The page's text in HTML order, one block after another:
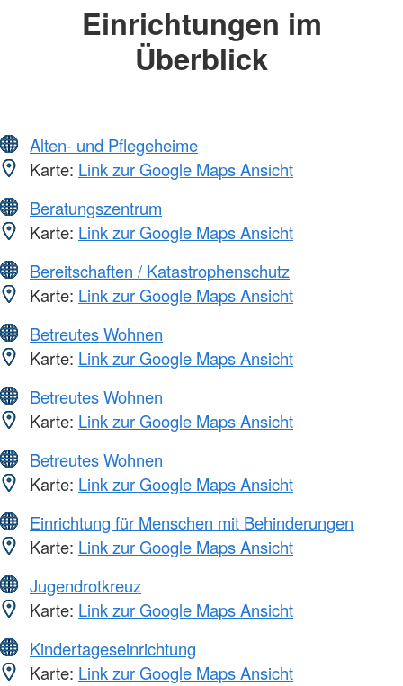
Einrichtungen im
Überblick
Alten- und Pflegeheime
Karte: Link zur Google Maps Ansicht
Beratungszentrum
Karte: Link zur Google Maps Ansicht
Bereitschaften / Katastrophenschutz
Karte: Link zur Google Maps Ansicht
Betreutes Wohnen
Karte: Link zur Google Maps Ansicht
Betreutes Wohnen
Karte: Link zur Google Maps Ansicht
Betreutes Wohnen
Karte: Link zur Google Maps Ansicht
Einrichtung für Menschen mit Behinderungen
Karte: Link zur Google Maps Ansicht
Jugendrotkreuz
Karte: Link zur Google Maps Ansicht
Kindertageseinrichtung
Karte: Link zur Google Maps Ansicht